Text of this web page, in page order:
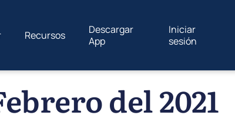
Recursos
Descargar
App
Iniciar
sesión
del 2021